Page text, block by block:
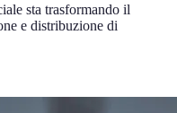
sta trasformando il
e distribuzione di